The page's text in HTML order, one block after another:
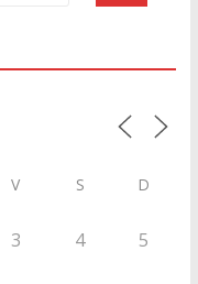
V S D
3 4 5